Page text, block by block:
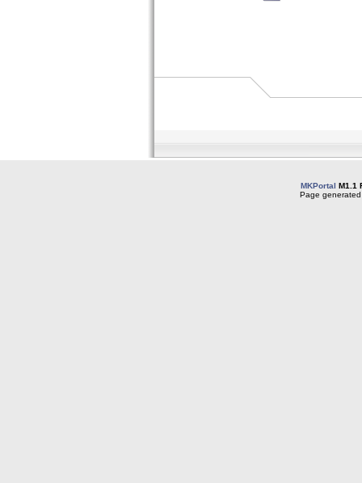
MKPortal M1.1
Page